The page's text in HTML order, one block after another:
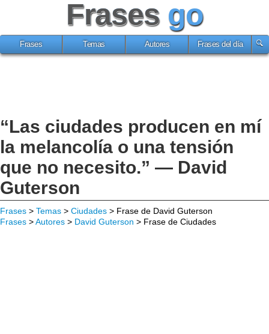
Frases go
Frases Temas Autores Frases del día
“Las ciudades producen en mí
la melancolía o una tensión
que no necesito.” — David
Guterson
Frases > Temas > Ciudades > Frase de David Guterson
Frases >Autores > David Guterson > Frase de Ciudades